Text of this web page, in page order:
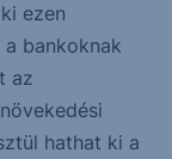
ezen
bankoknak
az
hathat ki a